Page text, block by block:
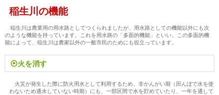
稲生川の機能
稲生川は農業用の用水路としてつくられましたが、用水路としての機能以外にも次
のような機能を持っています。これを用水路の「多面的機能」といい、この多面的機
能によって、稲生川は農家以外の一般市民のためにも役立っています。
⦿火を消す
火災が発生した際に防火用水として利用するため、非かんがい期（田んぼで水を使
わないため通水していない時期）にも、一部区間で水を貯めていたり、一年を通して